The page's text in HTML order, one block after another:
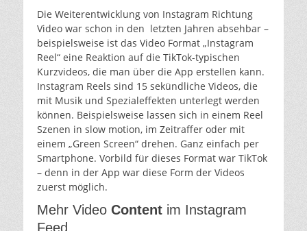
Die Weiterentwicklung von Instagram Richtung
Video war schon in den letzten Jahren absehbar –
beispielsweise ist das Video Format „Instagram
Reel“ eine Reaktion auf die TikTok-typischen
Kurzvideos, die man über die App erstellen kann.
Instagram Reels sind 15 sekündliche Videos, die
mit Musik und Spezialeffekten unterlegt werden
können. Beispielsweise lassen sich in einem Reel
Szenen in slow motion, im Zeitraffer oder mit
einem „Green Screen“ drehen. Ganz einfach per
Smartphone. Vorbild für dieses Format war TikTok
– denn in der App war diese Form der Videos
zuerst möglich.
Mehr Video Content im Instagram
Feed